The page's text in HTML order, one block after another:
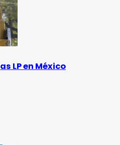
LP en México